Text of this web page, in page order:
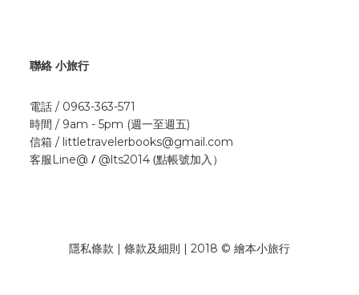
聯絡 小旅行
電話 / 0963-363-571
時間 / 9am - 5pm (週一至週五)
信箱 / littletravelerbooks@gmail.com
客服Line@ / @lts2014 (點帳號加入）
隱私條款 | 條款及細則 | 2018 © 繪本小旅行